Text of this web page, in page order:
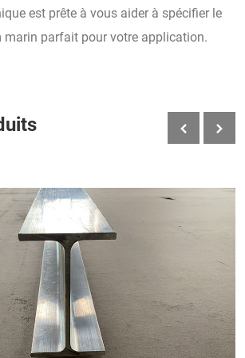
est prête à vous aider à spécifier le
parfait pour votre application.